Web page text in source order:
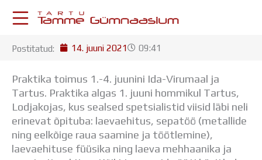
KESKKONNAD
Postkast
Drive
Tamme TV
Tamme Leht
Kooliraadio
Koorilaul
Postitatud: 14. juuni 2021 09:41
Praktika toimus 1.-4. juunini Ida-Virumaal ja
Tartus. Praktika algas 1. juuni hommikul Tartus,
Lodjakojas, kus sealsed spetsialistid viisid läbi neli
erinevat õpituba: laevaehitus, sepatöö (metallide
ning eelkõige raua saamine ja töötlemine),
laevaehituse füüsika ning laeva mehhaanika ja